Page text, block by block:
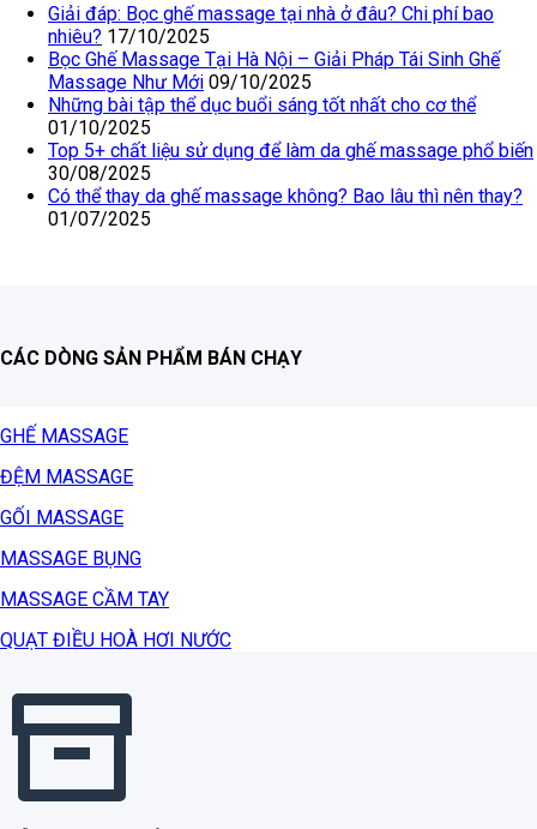
Giải đáp: Bọc ghế massage tại nhà ở đâu? Chi phí bao
nhiêu? 17/10/2025
Bọc Ghế Massage Tại Hà Nội – Giải Pháp Tái Sinh Ghế
Massage Như Mới 09/10/2025
Những bài tập thể dục buổi sáng tốt nhất cho cơ thể
01/10/2025
Top 5+ chất liệu sử dụng để làm da ghế massage phổ biến
30/08/2025
Có thể thay da ghế massage không? Bao lâu thì nên thay?
01/07/2025
CÁC DÒNG SẢN PHẨM BÁN CHẠY
GHẾ MASSAGE
ĐỆM MASSAGE
GỐI MASSAGE
MASSAGE BỤNG
MASSAGE CẦM TAY
QUẠT ĐIỀU HOÀ HƠI NƯỚC